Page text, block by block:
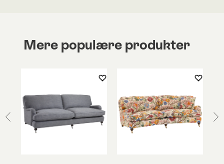
Mere populære produkter